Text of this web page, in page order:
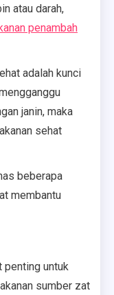
atau darah,
penambah
adalah kunci
janin, maka
sehat
beberapa
membantu
penting untuk
sumber zat